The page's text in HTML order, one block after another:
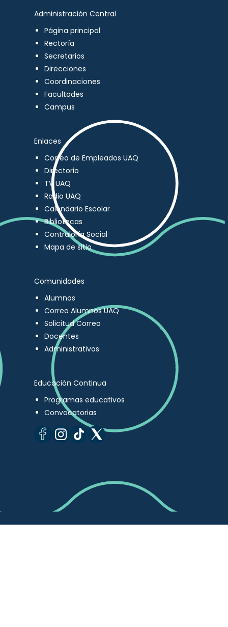
Administración Central
Página principal
Rectoría
Secretarios
Direcciones
Coordinaciones
Facultades
Campus
Enlaces
Correo de Empleados UAQ
Directorio
TV UAQ
Radio UAQ
Calendario Escolar
Bibliotecas
Contraloría Social
Mapa de sitio
Comunidades
Alumnos
Correo Alumnos UAQ
Solicitud Correo
Docentes
Administrativos
Educación Continua
Programas educativos
Convocatorias